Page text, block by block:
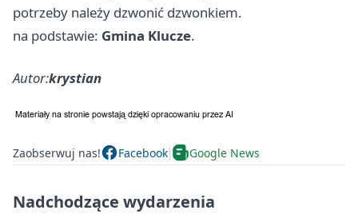
potrzeby należy dzwonić dzwonkiem.
na podstawie: Gmina Klucze.
Autor:krystian
Zaobserwuj nas! Facebook Google News
Nadchodzące wydarzenia